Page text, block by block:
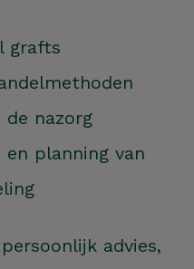
grafts
nazorg
planning van
advies,